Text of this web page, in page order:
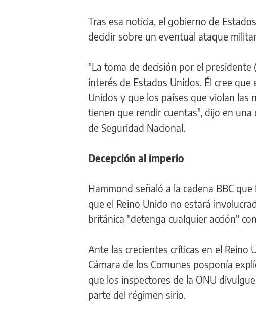
Tras esa noticia, el gobierno de
decidir sobre un eventual ataque
"La toma de decisión por el
interés de Estados Unidos. Él cree
Unidos y que los países que violan las
tienen que rendir cuentas", dijo en
de Seguridad Nacional.
Decepción al imperio
Hammond señaló a la cadena BBC
que el Reino Unido no estará
británica "detenga cualquier acción"
Ante las crecientes críticas en el
Cámara de los Comunes posponía
que los inspectores de la ONU
parte del régimen sirio.